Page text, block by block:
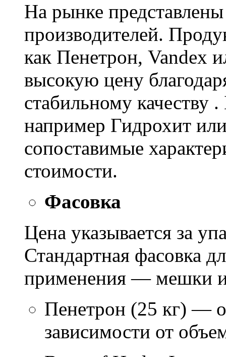
На рынке
производителей.
как Пенетрон, Vandex
высокую цену
стабильному качеству
например Гидрохит
сопоставимые
стоимости.
Фасовка
Цена указывается за
Стандартная фасовка
применения — мешки
Пенетрон (25 кг) —
зависимости от